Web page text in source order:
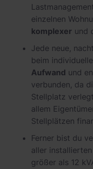
einzelnen
komplexer und
Jede neue,
beim
Aufwand und
verbunden, da
Stellplatz
allem
Stellplätzen
Ferner bist du
aller
größer als 12